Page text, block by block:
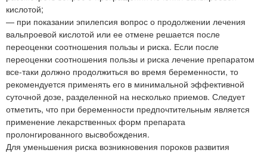
кислотой;
— при показании эпилепсия вопрос о продолжении лечения
вальпроевой кислотой или ее отмене решается после
переоценки соотношения пользы и риска. Если после
переоценки соотношения пользы и риска лечение препаратом
все-таки должно продолжиться во время беременности, то
рекомендуется применять его в минимальной эффективной
суточной дозе, разделенной на несколько приемов. Следует
отметить, что при беременности предпочтительным является
применение лекарственных форм препарата
пролонгированного высвобождения.
Для уменьшения риска возникновения пороков развития